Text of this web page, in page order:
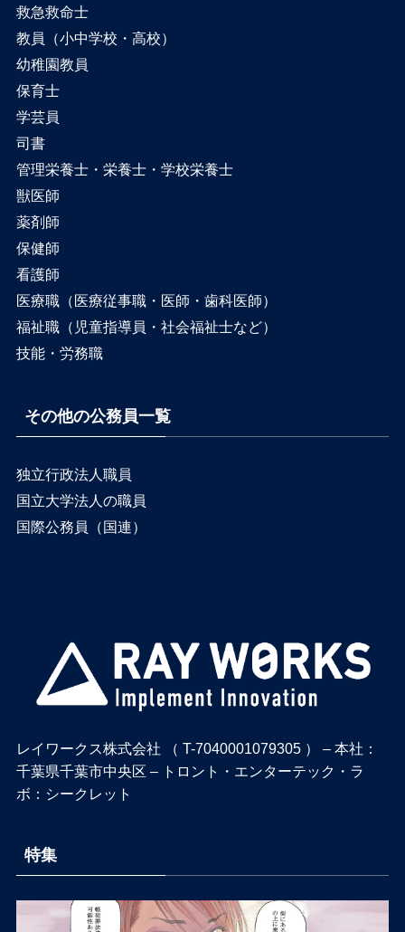
救急救命士
教員（小中学校・高校）
幼稚園教員
保育士
学芸員
司書
管理栄養士・栄養士・学校栄養士
獣医師
薬剤師
保健師
看護師
医療職（医療従事職・医師・歯科医師）
福祉職（児童指導員・社会福祉士など）
技能・労務職
その他の公務員一覧
独立行政法人職員
国立大学法人の職員
国際公務員（国連）
レイワークス株式会社 （ T-7040001079305 ） – 本社：
千葉県千葉市中央区 – トロント・エンターテック・ラ
ボ：シークレット
特集